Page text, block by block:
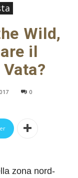
Wild,
il
0
zona nord-